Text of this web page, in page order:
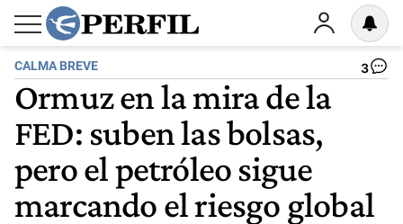
CALMA BREVE 3
Ormuz en la mira de la
FED: suben las bolsas,
pero el petróleo sigue
marcando el riesgo global